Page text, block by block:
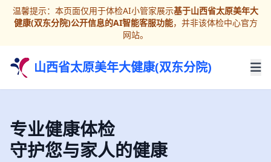
温馨提示：本页面仅用于体检AI小管家展示基于山西省太原美年大
健康(双东分院)公开信息的AI智能客服功能，并非该体检中心官方
网站。
山西省太原美年大健康(双东分院)
专业健康体检
守护您与家人的健康